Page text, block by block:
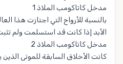
مدخل كاتاكومب الملاذ 1
بالنسبة للأرواح التي اجتازت هذا
الأبد إذا كانت قد استسلمت ولم
مدخل كاتاكومب الملاذ 2
كانت الأخلاق السابقة للموتى الذين